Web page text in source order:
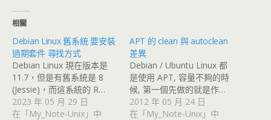
相關
Debian Linux 舊系統 要安裝
過期套件 尋找方式
Debian Linux 現在版本是
11.7，但是有舊系統是 8
(Jessie)，而這系統的 R…
2023 年 05 月 29 日
在「My_Note-Unix」中
APT 的 clean 與 autoclean
差異
Debian / Ubuntu Linux 都
是使用 APT, 容量不夠的時
候, 第一個先做的就是作…
2012 年 05 月 24 日
在「My_Note-Unix」中